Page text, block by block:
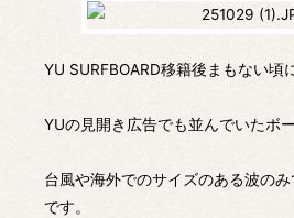
YU SURFBOARD移籍後まもない頃
YUの見開き広告でも並んでいたボー
台風や海外でのサイズのある波の
です。